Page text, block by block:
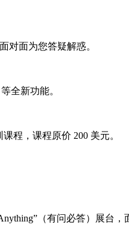
对面为您答疑解惑。
全新功能。
程，课程原价 200 美元。
（有问必答）展台